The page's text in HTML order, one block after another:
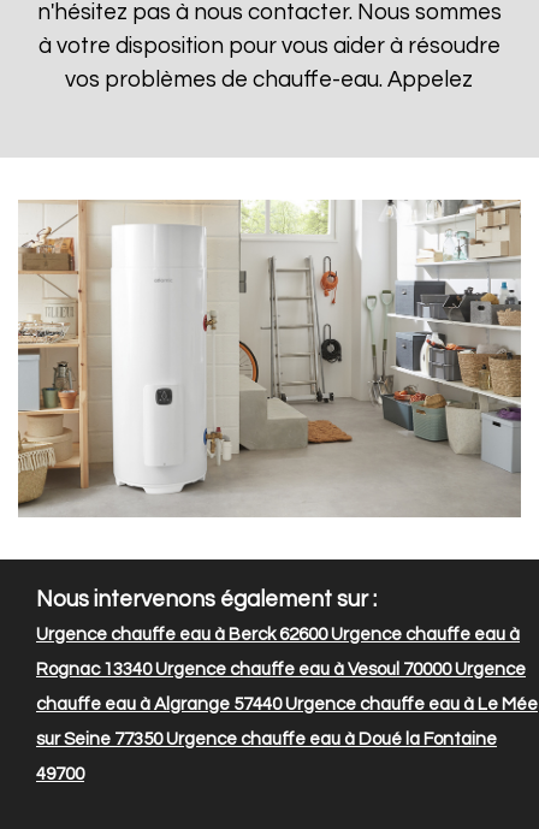
n'hésitez pas à nous contacter. Nous sommes
à votre disposition pour vous aider à résoudre
vos problèmes de chauffe-eau. Appelez
Nous intervenons également sur :
Urgence chauffe eau à Berck 62600Urgence chauffe eau à
Rognac 13340Urgence chauffe eau à Vesoul 70000Urgence
chauffe eau à Algrange 57440Urgence chauffe eau à Le Mée
sur Seine 77350Urgence chauffe eau à Doué la Fontaine
49700